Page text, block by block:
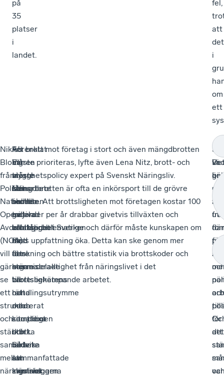
på
35
platser
i
landet.
fel,
att
det
i
om
ett
Niklas
Blomgren
från
Polisens
Nationella
Operativa
Avdelning
(NOA)
vill
gärna
se
ett
strukturerat
och
stärkt
samarbete
mellan
näringslivet
–
Ett
större
samarbete
skulle
ge
effekter
mot
den
organiserade
brottslighetens
handlingsutrymme
och
samtidigt
stärka
bilden
av
svenska
Förenklat
har
vi
fått
en
tudelad
brottslighet
med
färre
men
värre
och
mera
komplexa
brott.
Så
sammanfattade
kriminologen
–
Vi
måste
se
helheten
av
brottsproblematiken
för
att
komma
till
rätta
med
situationen
och
undvika
att
skjutningarna
Att brott mot företag i stort och även mängdbrotten
måste prioriteras, lyfte även Lena Nitz, brott- och
trygghetspolicy expert på Svenskt Näringsliv.
Mängdbrotten är ofta en inkörsport till de grövre
brotten. Att brottsligheten mot företagen kostar 100
miljarder per år drabbar givetvis tillväxten och
välståndet i Sverige och därför måste kunskapen om
dess uppfattning öka. Detta kan ske genom mer
forskning och bättre statistik via brottskoder och
större delaktighet från näringslivet i det
brottsbekämpande arbetet.
–
är
att
för
för
att
Så
gör
–
Vi
där